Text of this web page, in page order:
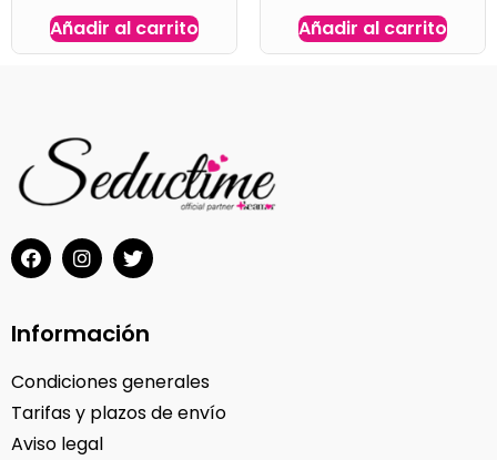
Añadir al carrito Añadir al carrito
Información
Condiciones generales
Tarifas y plazos de envío
Aviso legal